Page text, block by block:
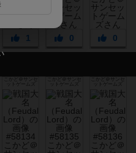
1 0 0
こかど＠サンセ
ットゲームズ
こかど＠サンセ
ットゲームズ
こかど＠サンセ
ットゲームズ